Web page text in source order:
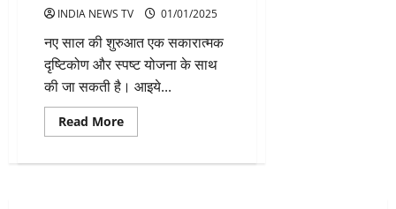
INDIA NEWS TV 01/01/2025
नए साल की शुरुआत एक सकारात्मक
दृष्टिकोण और स्पष्ट योजना के साथ
की जा सकती है। आइये...
Read MoreRead
more
साल